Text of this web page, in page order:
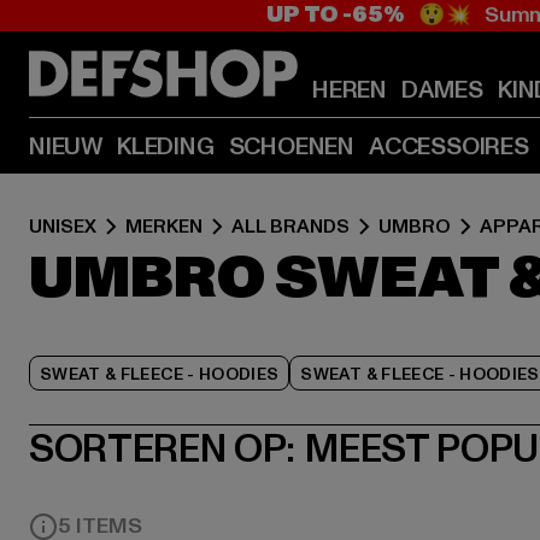
UP TO -65% 😲💥
HEREN DAMES
NIEUW KLEDING SCHOENEN ACCESSOIRES
UNISEX MERKEN ALL BRANDS UMBRO
UMBRO SWEAT
SWEAT & FLEECE - HOODIES SWEAT & FLEECE -
SORTEREN OP: MEEST
5 ITEMS